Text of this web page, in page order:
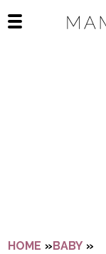
Open het
HOME »BABY »